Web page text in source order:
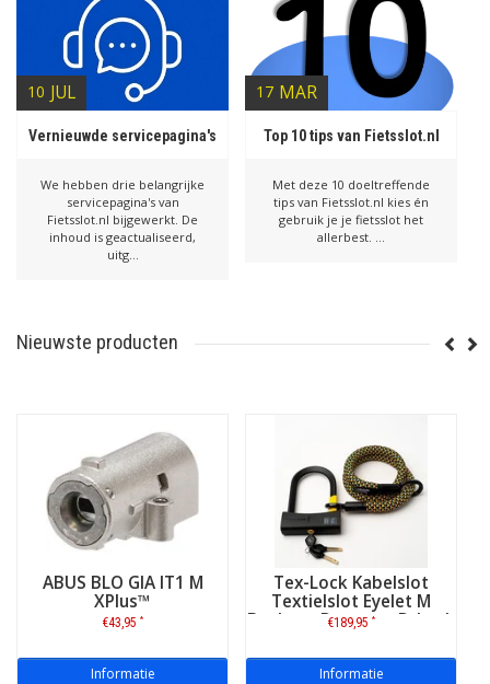
10 JUL
Vernieuwde servicepagina's
We hebben drie belangrijke
servicepagina's van
Fietsslot.nl bijgewerkt. De
inhoud is geactualiseerd,
uitg...
17 MAR
Top 10 tips van Fietsslot.nl
Met deze 10 doeltreffende
tips van Fietsslot.nl kies én
gebruik je je fietsslot het
allerbest. ...
Nieuwste producten
ABUS BLO GIA IT1 M
XPlus™
€43,95 *
Informatie
Tex-Lock Kabelslot
Textielslot Eyelet M
Bauhaus Dessau + D-Lock
€189,95 *
Informatie